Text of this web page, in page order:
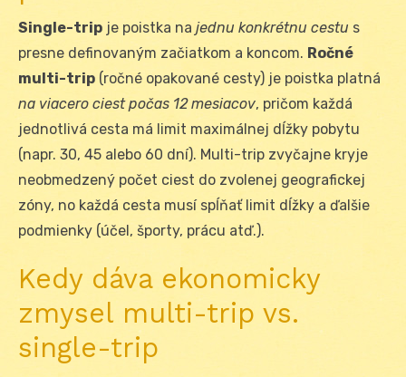
Single-trip je poistka na jednu konkrétnu cestu s
presne definovaným začiatkom a koncom. Ročné
multi-trip (ročné opakované cesty) je poistka platná
na viacero ciest počas 12 mesiacov, pričom každá
jednotlivá cesta má limit maximálnej dĺžky pobytu
(napr. 30, 45 alebo 60 dní). Multi-trip zvyčajne kryje
neobmedzený počet ciest do zvolenej geografickej
zóny, no každá cesta musí spĺňať limit dĺžky a ďalšie
podmienky (účel, športy, prácu atď.).
Kedy dáva ekonomicky
zmysel multi-trip vs.
single-trip